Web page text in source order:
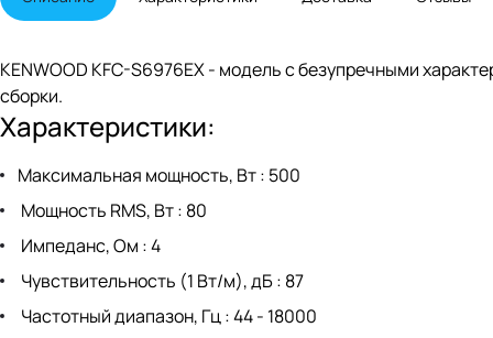
KENWOOD KFC-S6976EX - модель с безупречными
сборки.
Характеристики:
Максимальная мощность, Вт : 500
Мощность RMS, Вт : 80
Импеданс, Ом : 4
Чувствительность (1 Вт/м), дБ : 87
Частотный диапазон, Гц : 44 - 18000